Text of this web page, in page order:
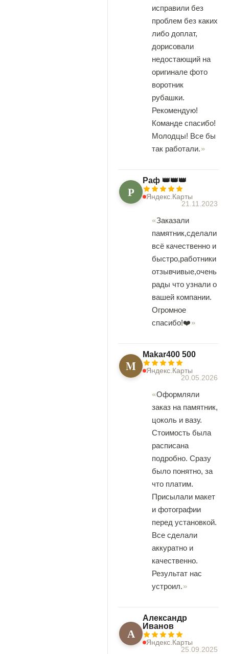
исправили без
проблем без каких
либо доплат,
дорисовали
недостающий на
оригинале фото
воротник
рубашки.
Рекомендую!
Команде спасибо!
Молодцы! Все бы
так работали.
Р
Раф 👑👑👑
Яндекс.Карты
21.11.2023
Заказали
памятник,сделали
всё качественно и
быстро,работники
отзывчивые,очень
рады что узнали о
вашей компании.
Огромное
спасибо!❤️
M
Makar400 500
Яндекс.Карты
20.05.2026
Оформляли
заказ на памятник,
цоколь и вазу.
Стоимость была
расписана
подробно. Сразу
было понятно, за
что платим.
Присылали макет
и фотографии
перед установкой.
Все сделали
аккуратно и
качественно.
Результат нас
устроил.
А
Александр
Иванов
Яндекс.Карты
25.09.2025